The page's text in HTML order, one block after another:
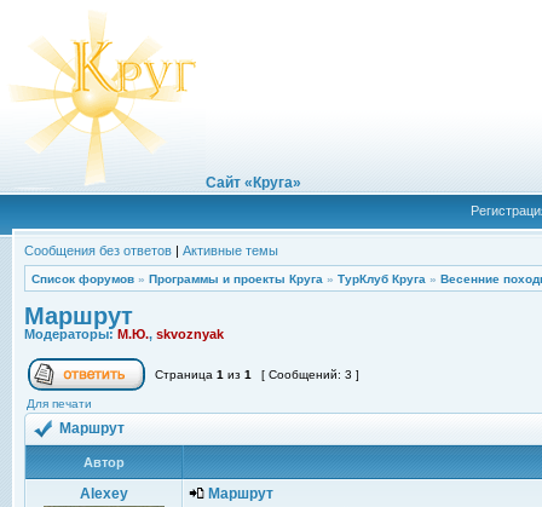
Сайт «Круга»
Сообщения без ответов | Активные темы
Список форумов » Программы и проекты Круга » ТурКлуб Круга » Весенние
Маршрут
Модераторы: М.Ю., skvoznyak
Страница 1 из 1 [ Сообщений: 3 ]
Для печати
Маршрут
Автор
Alexey
Маршрут